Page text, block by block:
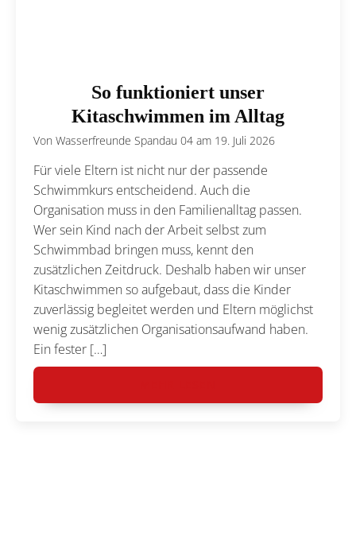
So funktioniert unser
Kitaschwimmen im Alltag
VonWasserfreunde Spandau 04 am 19. Juli 2026
Für viele Eltern ist nicht nur der passende
Schwimmkurs entscheidend. Auch die
Organisation muss in den Familienalltag passen.
Wer sein Kind nach der Arbeit selbst zum
Schwimmbad bringen muss, kennt den
zusätzlichen Zeitdruck. Deshalb haben wir unser
Kitaschwimmen so aufgebaut, dass die Kinder
zuverlässig begleitet werden und Eltern möglichst
wenig zusätzlichen Organisationsaufwand haben.
Ein fester […]